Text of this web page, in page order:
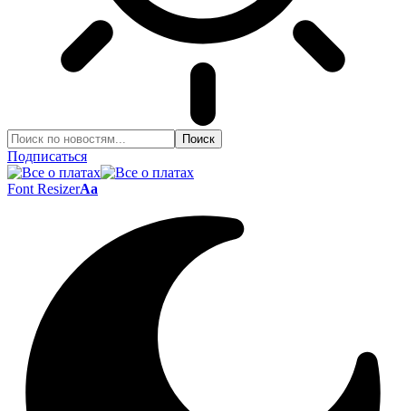
Подписаться
Font ResizerAa